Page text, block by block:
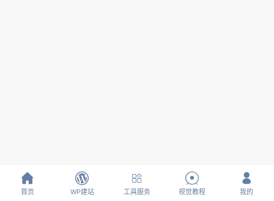

首页

WP建站

工具服务

视觉教程

我的